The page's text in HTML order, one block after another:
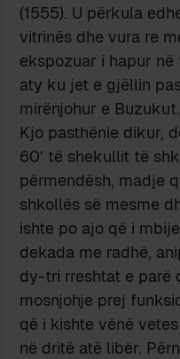
(1555). U përkula
vitrinës dhe vura re
ekspo­zuar i hapur
aty ku jet e gjëllin
mirënjohur e Buzukut.
Kjo pasthënie dikur,
60’ të shekullit të
përmendësh, madje
shkollës së mesme
ishte po ajo që i
dekada me radhë,
dy-tri rreshtat e parë
mosnjohje prej
që i kishte vënë
në dritë atë libër.